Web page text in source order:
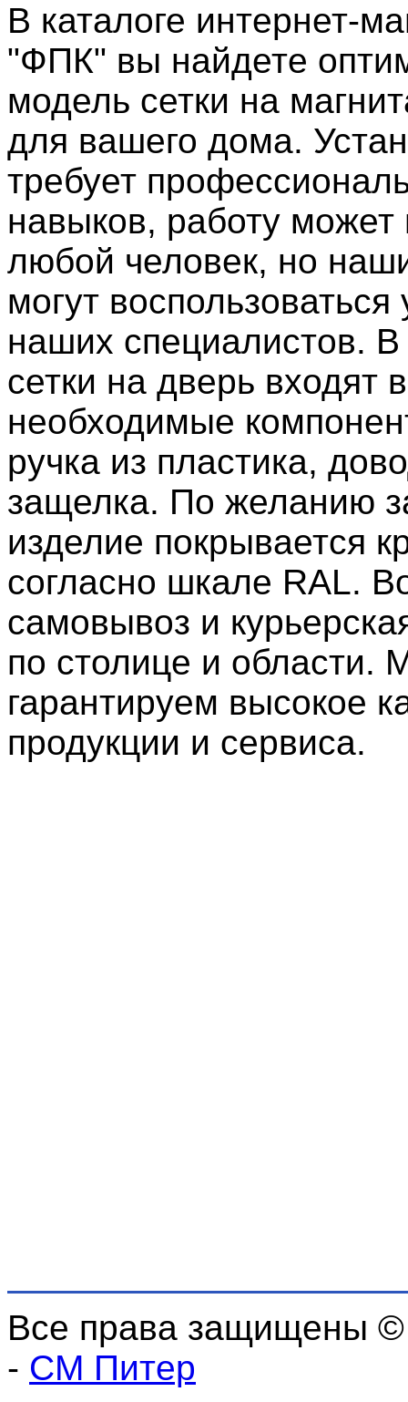
В каталоге интернет-
"ФПК" вы найдете
модель сетки на
для вашего дома.
требует
навыков, работу может
любой человек, но
могут воспользоваться
наших специалистов. В
сетки на дверь входят
необходимые
ручка из пластика,
защелка. По желанию
изделие покрывается
согласно шкале RAL.
самовывоз и
по столице и области.
гарантируем высокое
продукции и сервиса.
Все права защищены
- СМ Питер